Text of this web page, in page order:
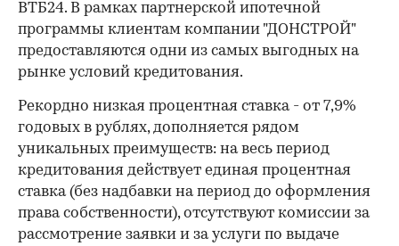
ВТБ24. В рамках партнерской ипотечной
программы клиентам компании "ДОНСТРОЙ"
предоставляются одни из самых выгодных на
рынке условий кредитования.
Рекордно низкая процентная ставка - от 7,9%
годовых в рублях, дополняется рядом
уникальных преимуществ: на весь период
кредитования действует единая процентная
ставка (без надбавки на период до оформления
права собственности), отсутствуют комиссии за
рассмотрение заявки и за услуги по выдаче